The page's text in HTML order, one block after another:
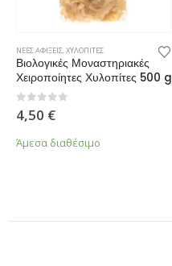
ΝΕΕΣ ΑΦΙΞΕΙΣ,ΧΥΛΟΠΙΤΕΣ
Βιολογικές Μοναστηριακές
Χειροποίητες Χυλοπίτες 500 g
0 από 5
4,50 €
Άμεσα διαθέσιμο